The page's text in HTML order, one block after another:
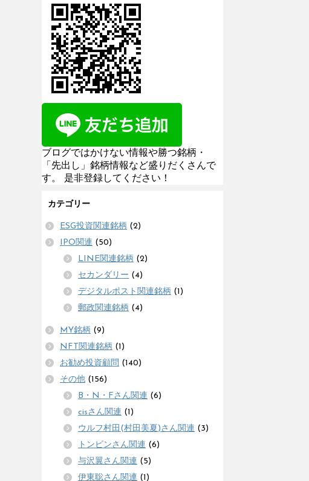
ブログではかけない情報や勝つ銘柄・
「先出し」銘柄情報など盛りだくさんで
す。 是非登録してください！
カテゴリー
ESG投資関連銘柄 (2)
IPO関連 (50)
LINE関連銘柄 (2)
セカンダリー (4)
デジタルポスト関連銘柄 (1)
郵政関連銘柄 (4)
MY銘柄 (9)
NFT関連銘柄 (1)
お勧め投資顧問 (140)
その他 (156)
B・N・Fさん関連 (6)
cisさん関連 (1)
ウルフ村田(村田美夏)さん関連 (3)
トンピンさん関連 (6)
与沢翼さん関連 (5)
伊東聡さん関連 (1)